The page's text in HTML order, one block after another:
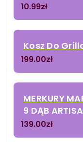
10.99zł
Kosz Do
199.00zł
MERKURY
9 DĄB
139.00zł